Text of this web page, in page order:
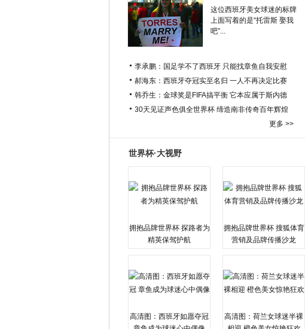
这位西班牙美女球迷的标牌
上面写着的是“托雷斯 娶我
吧”...
李承鹏：国足学不了西班牙 只能找章鱼自我安慰
郝海东：西班牙夺冠实至名归 一人不再决定比赛
韩乔生：金球奖是FIFA搞平衡 它本应属于斯内德
30天见证声色俱全世界杯 缔造南非传奇百年辉煌
更多 >>
世界杯·大视野
拥抱品牌世界杯 探路者为
精英保驾护航
拥抱品牌世界杯 搜狐体育
营销及品牌传播沙龙
高清图：西班牙如愿夺冠
高清图：荷兰女球迷半裸